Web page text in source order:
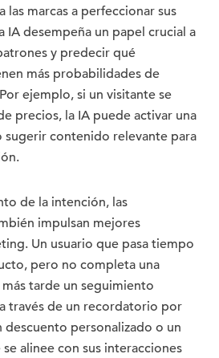
las marcas a perfeccionar sus
IA desempeña un papel crucial a
y predecir qué
más probabilidades de
ejemplo, si un visitante se
precios, la IA puede activar una
sugerir contenido relevante para
de la intención, las
impulsan mejores
Un usuario que pasa tiempo
pero no completa una
tarde un seguimiento
través de un recordatorio por
personalizado o un
alinee con sus interacciones